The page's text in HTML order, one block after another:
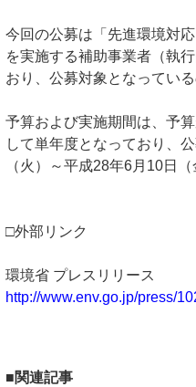
今回の公募は「先進環境対
を実施する補助事業者（執
おり、公募対象となってい
予算および実施期間は、予
して単年度となっており、
（火）～平成28年6月10日
□外部リンク
環境省 プレスリリース
http://www.env.go.jp/press/
■関連記事